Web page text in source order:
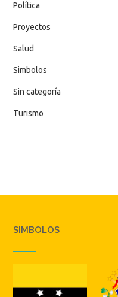
Política
Proyectos
Salud
Simbolos
Sin categoría
Turismo
SIMBOLOS